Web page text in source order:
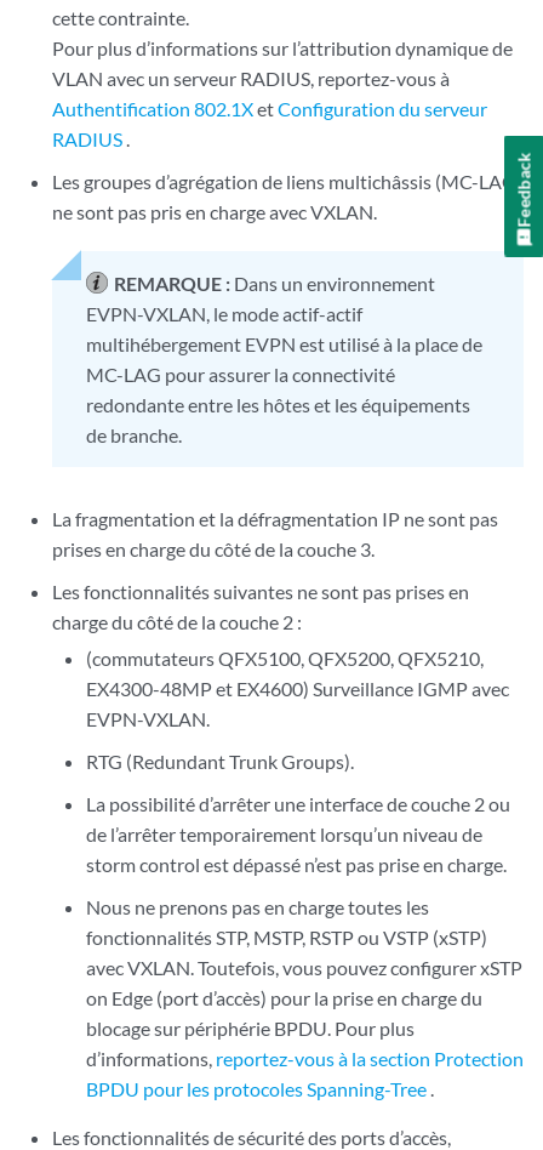
cette contrainte.
Pour plus d’informations sur l’attribution dynamique de
VLAN avec un serveur RADIUS, reportez-vous à
Authentification 802.1XetConfiguration du serveur
RADIUS
Les groupes d’agrégation de liens multichâssis (MC-LAG)
ne sont pas pris en charge avec VXLAN.
REMARQUE : Dans un environnement
EVPN-VXLAN, le mode actif-actif
multihébergement EVPN est utilisé à la place de
MC-LAG pour assurer la connectivité
redondante entre les hôtes et les équipements
de branche.
La fragmentation et la défragmentation IP ne sont pas
prises en charge du côté de la couche 3.
Les fonctionnalités suivantes ne sont pas prises en
charge du côté de la couche 2 :
(commutateurs QFX5100, QFX5200, QFX5210,
EX4300-48MP et EX4600) Surveillance IGMP avec
EVPN-VXLAN.
RTG (Redundant Trunk Groups).
La possibilité d’arrêter une interface de couche 2 ou
de l’arrêter temporairement lorsqu’un niveau de
storm control est dépassé n’est pas prise en charge.
Nous ne prenons pas en charge toutes les
fonctionnalités STP, MSTP, RSTP ou VSTP (xSTP)
avec VXLAN. Toutefois, vous pouvez configurer xSTP
on Edge (port d’accès) pour la prise en charge du
blocage sur périphérie BPDU. Pour plus
d’informations, reportez-vous à la section Protection
BPDU pour les protocoles Spanning-Tree.
Les fonctionnalités de sécurité des ports d’accès,
Feedback